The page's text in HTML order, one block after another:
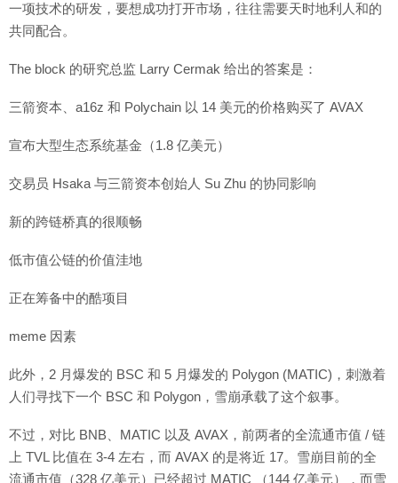
一项技术的研发，要想成功打开市场，往往需要天时地利人和的
共同配合。
The block 的研究总监 Larry Cermak 给出的答案是：
三箭资本、a16z 和 Polychain 以 14 美元的价格购买了 AVAX
宣布大型生态系统基金（1.8 亿美元）
交易员 Hsaka 与三箭资本创始人 Su Zhu 的协同影响
新的跨链桥真的很顺畅
低市值公链的价值洼地
正在筹备中的酷项目
meme 因素
此外，2 月爆发的 BSC 和 5 月爆发的 Polygon (MATIC)，刺激着
人们寻找下一个 BSC 和 Polygon，雪崩承载了这个叙事。
不过，对比 BNB、MATIC 以及 AVAX，前两者的全流通市值 / 链
上 TVL 比值在 3-4 左右，而 AVAX 的是将近 17。雪崩目前的全
流通市值（328 亿美元）已经超过 MATIC （144 亿美元），而雪